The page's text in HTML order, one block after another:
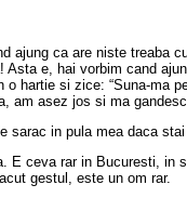
ajung ca are niste treaba
e, hai vorbim cand
hartie si zice: “Suna-ma
am asez jos si ma
in pula mea daca
E ceva rar in Bucuresti, in
gestul, este un om rar.